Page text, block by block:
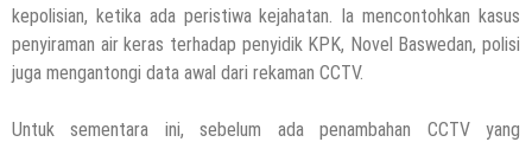
kepolisian, ketika ada peristiwa kejahatan. Ia mencontohkan kasus
penyiraman air keras terhadap penyidik KPK, Novel Baswedan, polisi
juga mengantongi data awal dari rekaman CCTV.
Untuk sementara ini, sebelum ada penambahan CCTV yang